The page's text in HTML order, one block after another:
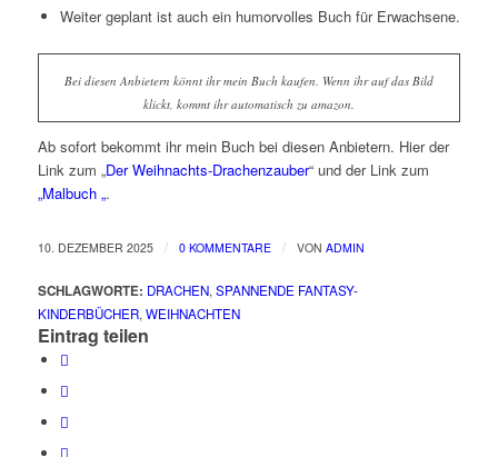
Weiter geplant ist auch ein humorvolles Buch für Erwachsene.
Bei diesen Anbietern könnt ihr mein Buch kaufen. Wenn ihr auf das Bild
klickt, kommt ihr automatisch zu amazon.
Ab sofort bekommt ihr mein Buch bei diesen Anbietern. Hier der
Link zum „Der Weihnachts-Drachenzauber“ und der Link zum
„Malbuch „.
10. DEZEMBER 2025 / 0 KOMMENTARE / VON ADMIN
SCHLAGWORTE: DRACHEN,SPANNENDE FANTASY-
KINDERBÜCHER,WEIHNACHTEN
Eintrag teilen